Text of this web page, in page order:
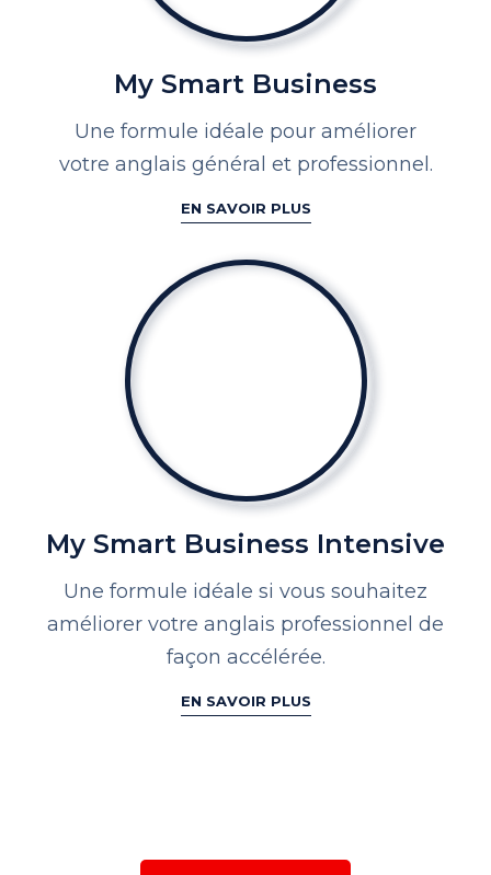
My Smart Business
Une formule idéale pour améliorer
votre anglais général et professionnel.
EN SAVOIR PLUS
My Smart Business Intensive
Une formule idéale si vous souhaitez
améliorer votre anglais professionnel de
façon accélérée.
EN SAVOIR PLUS